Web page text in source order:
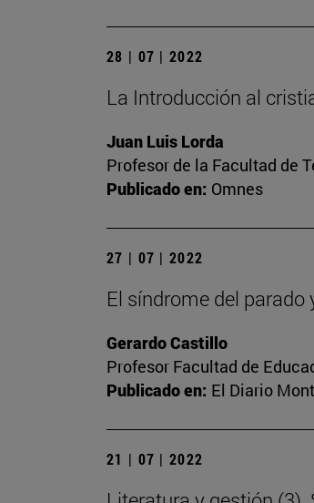
28 | 07 | 2022
La Introducción al
Juan Luis Lorda
Profesor de la Facultad de
Publicado en: Omnes
27 | 07 | 2022
El síndrome del parado
Gerardo Castillo
Profesor Facultad de
Publicado en: El Diario
21 | 07 | 2022